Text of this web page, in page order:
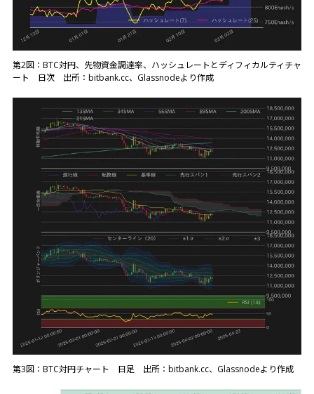
第2図：BTC対円、先物資金調達率、ハッシュレートとディフィカルティチャ
ート 日次 出所：bitbank.cc、Glassnodeより作成
第3図：BTC対円チャート 日足 出所：bitbank.cc、Glassnodeより作成